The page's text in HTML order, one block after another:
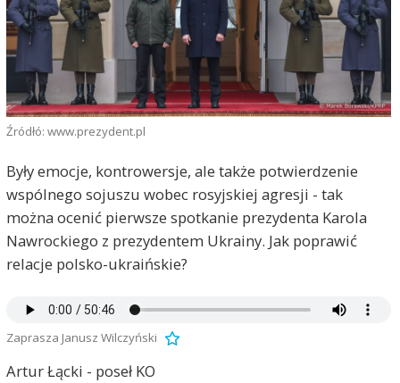
Źródłó: www.prezydent.pl
Były emocje, kontrowersje, ale także potwierdzenie
wspólnego sojuszu wobec rosyjskiej agresji - tak
można ocenić pierwsze spotkanie prezydenta Karola
Nawrockiego z prezydentem Ukrainy. Jak poprawić
relacje polsko-ukraińskie?
Zaprasza Janusz Wilczyński
Artur Łącki - poseł KO